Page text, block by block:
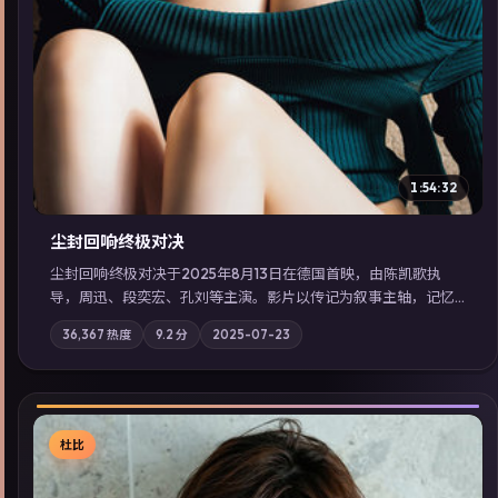
1:54:32
尘封回响·终极对决
尘封回响·终极对决于2025年8月13日在德国首映，由陈凯歌执
导，周迅、段奕宏、孔刘等主演。影片以传记为叙事主轴，记忆
碎片重组后，主角发现自己从未活过“真实”的一天；摄影与配乐
强化地域气质；站内亦可通过「国产免费观看高清电视剧在线
看」延展检索同类型高分佳作，畅享高清在线追剧体验。
36,367 热度 9.2 分 2025-07-23
杜比